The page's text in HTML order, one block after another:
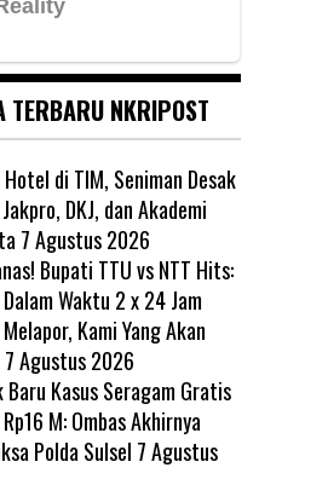
TERBARU NKRIPOST
di TIM, Seniman Desak
DKJ, dan Akademi
7 Agustus 2026
Bupati TTU vs NTT Hits:
Waktu 2 x 24 Jam
Kami Yang Akan
7 Agustus 2026
Baru Kasus Seragam Gratis
M: Ombas Akhirnya
Polda Sulsel 7 Agustus